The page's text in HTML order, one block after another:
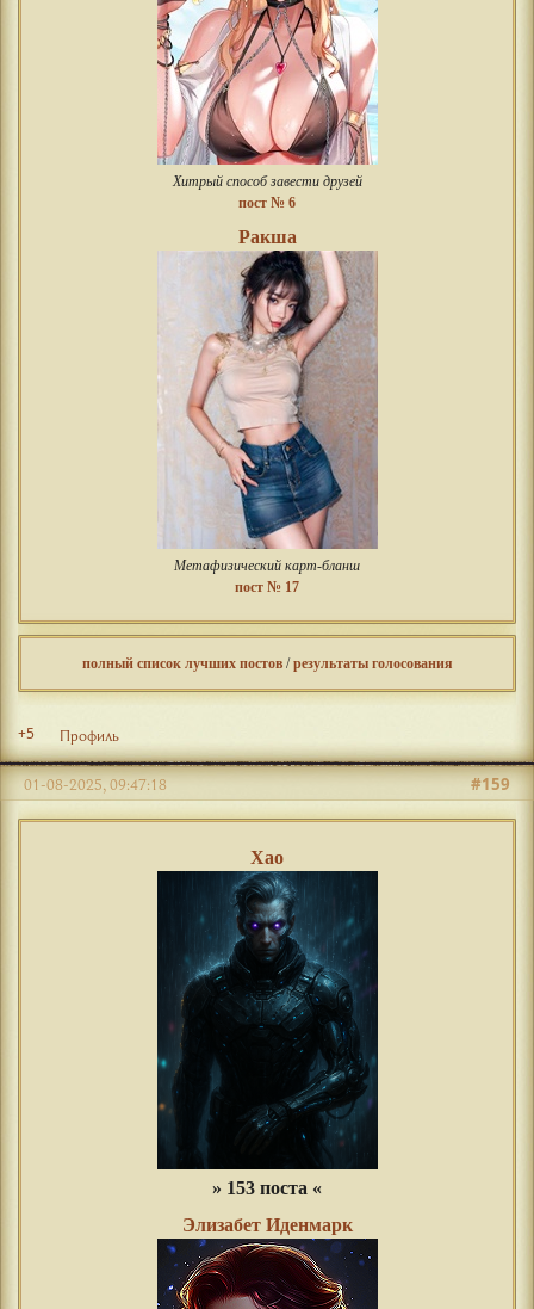
Хитрый способ завести друзей
пост № 6
Ракша
Метафизический карт-бланш
пост № 17
полный список лучших постов/результаты голосования
+5 Профиль
#159
01-08-2025, 09:47:18
Хао
» 153 поста «
Элизабет Иденмарк